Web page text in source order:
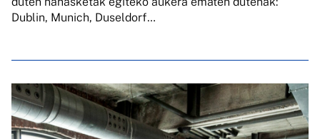
Dublin, Munich, Duseldorf…